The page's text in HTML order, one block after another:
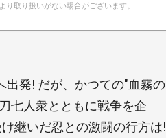
り取り扱いがない場合がございます。
発! だが、かつての"血霧の
七人衆とともに戦争を企
継いだ忍との激闘の行方は!